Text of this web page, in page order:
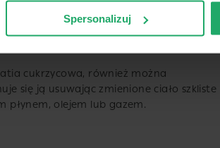
Spersonalizuj
(zabieg obejmuje nawet kilkanaście
do siatkówki, a tym samym opóźniają
cukrzycowa, również można
się ją usuwając zmienione ciało szkliste
płynem, olejem lub gazem.